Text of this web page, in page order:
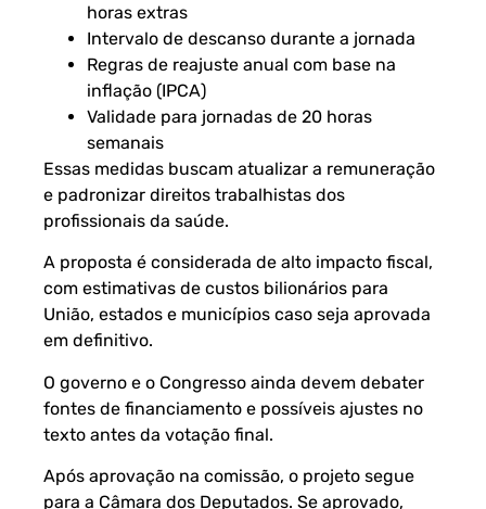
horas extras
Intervalo de descanso durante a jornada
Regras de reajuste anual com base na
inflação (IPCA)
Validade para jornadas de 20 horas
semanais
Essas medidas buscam atualizar a remuneração
e padronizar direitos trabalhistas dos
profissionais da saúde.
A proposta é considerada de alto impacto fiscal,
com estimativas de custos bilionários para
União, estados e municípios caso seja aprovada
em definitivo.
O governo e o Congresso ainda devem debater
fontes de financiamento e possíveis ajustes no
texto antes da votação final.
Após aprovação na comissão, o projeto segue
para a Câmara dos Deputados. Se aprovado,